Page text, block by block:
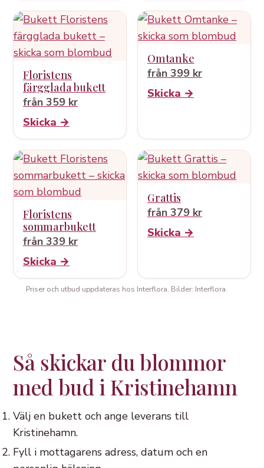
Floristens
färgglada bukett
från 359 kr
Skicka →
Omtanke
från 399 kr
Skicka →
Floristens
sommarbukett
från 339 kr
Skicka →
Grattis
från 379 kr
Skicka →
Priser och utbud uppdateras hos Interflora. Bilder: Interflora.
Så skickar du blommor
med bud i Kristinehamn
Välj en bukett och ange leverans till
Kristinehamn.
Fyll i mottagarens adress, datum och en